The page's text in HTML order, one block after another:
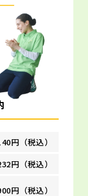
円（税込）
円（税込）
円（税込）